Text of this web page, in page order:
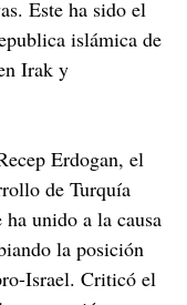
Este ha sido el
islámica de
Irak y
Erdogan, el
de Turquía
unido a la causa
la posición
Israel. Criticó el